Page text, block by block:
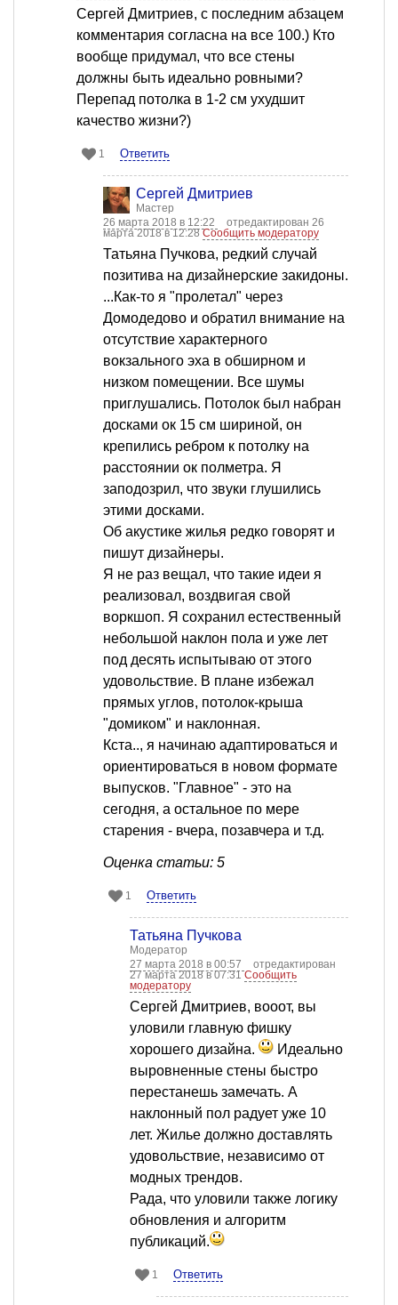
Сергей Дмитриев, с последним абзацем
комментария согласна на все 100.) Кто
вообще придумал, что все стены
должны быть идеально ровными?
Перепад потолка в 1-2 см ухудшит
качество жизни?)
1 Ответить
Сергей Дмитриев
Мастер
26 марта 2018 в 12:22
отредактирован 26
марта 2018 в 12:28Сообщить модератору
Татьяна Пучкова, редкий случай
позитива на дизайнерские закидоны.
...Как-то я "пролетал" через
Домодедово и обратил внимание на
отсутствие характерного
вокзального эха в обширном и
низком помещении. Все шумы
приглушались. Потолок был набран
досками ок 15 см шириной, он
крепились ребром к потолку на
расстоянии ок полметра. Я
заподозрил, что звуки глушились
этими досками.
Об акустике жилья редко говорят и
пишут дизайнеры.
Я не раз вещал, что такие идеи я
реализовал, воздвигая свой
воркшоп. Я сохранил естественный
небольшой наклон пола и уже лет
под десять испытываю от этого
удовольствие. В плане избежал
прямых углов, потолок-крыша
"домиком" и наклонная.
Кста.., я начинаю адаптироваться и
ориентироваться в новом формате
выпусков. "Главное" - это на
сегодня, а остальное по мере
старения - вчера, позавчера и т.д.
Оценка статьи: 5
1 Ответить
Татьяна Пучкова
Модератор
27 марта 2018 в 00:57
отредактирован
27 марта 2018 в 07:31Сообщить
модератору
Сергей Дмитриев, вооот, вы
уловили главную фишку
хорошего дизайна.
Идеально
выровненные стены быстро
перестанешь замечать. А
наклонный пол радует уже 10
лет. Жилье должно доставлять
удовольствие, независимо от
модных трендов.
Рада, что уловили также логику
обновления и алгоритм
публикаций.
1 Ответить